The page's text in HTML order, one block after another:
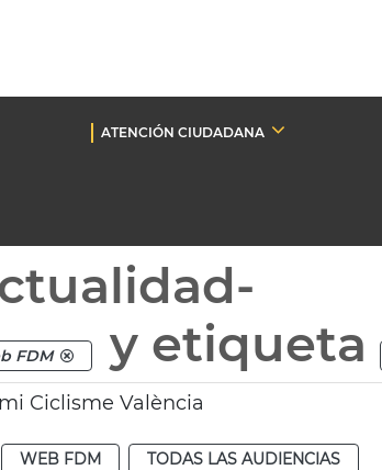
ATENCIÓN CIUDADANA
FDM y etiqueta
Ciclisme València
WEB FDM
TODAS LAS AUDIENCIAS